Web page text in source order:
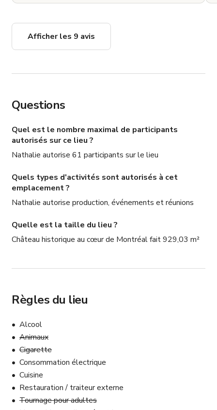
Afficher les 9 avis
Questions
Quel est le nombre maximal de participants
autorisés sur ce lieu ?
Nathalie autorise 61 participants sur le lieu
Quels types d'activités sont autorisés à cet
emplacement ?
Nathalie autorise production, événements et réunions
Quelle est la taille du lieu ?
Château historique au cœur de Montréal fait 929,03 m²
Règles du lieu
Alcool
Animaux
Cigarette
Consommation électrique
Cuisine
Restauration / traiteur externe
Tournage pour adultes